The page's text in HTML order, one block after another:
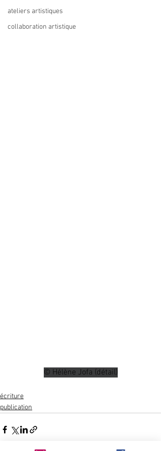
ateliers artistiques
collaboration artistique
© Hélène Jofa (détail)
écriture
publication